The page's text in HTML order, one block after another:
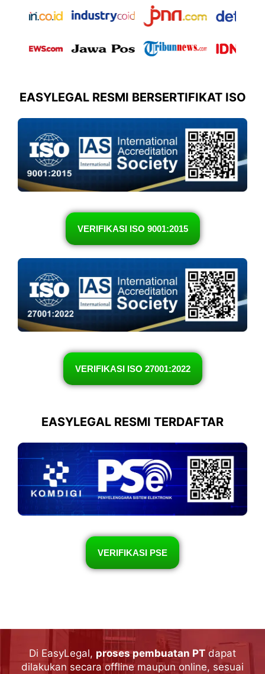
EASYLEGAL RESMI BERSERTIFIKAT ISO
VERIFIKASI ISO 9001:2015
VERIFIKASI ISO 27001:2022
EASYLEGAL RESMI TERDAFTAR
VERIFIKASI PSE
Di EasyLegal, proses pembuatan PT dapat
dilakukan secara offline maupun online, sesuai